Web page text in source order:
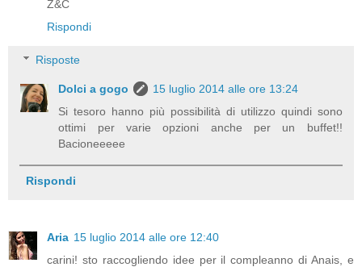
Z&C
Rispondi
Risposte
Dolci a gogo
15 luglio 2014 alle ore 13:24
Si tesoro hanno più possibilità di utilizzo quindi sono
ottimi per varie opzioni anche per un buffet!!
Bacioneeeee
Rispondi
Aria 15 luglio 2014 alle ore 12:40
carini! sto raccogliendo idee per il compleanno di Anais, e